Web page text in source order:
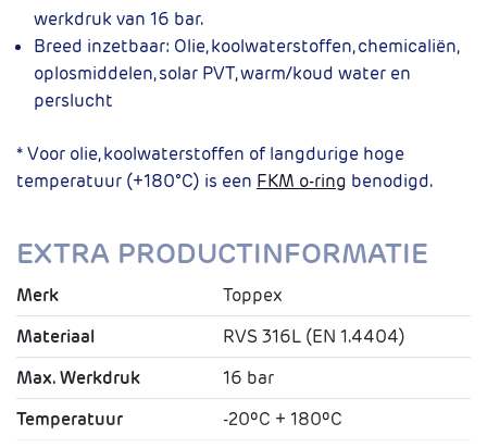
werkdruk van 16 bar.
Breed inzetbaar: Olie, koolwaterstoffen, chemicaliën,
oplosmiddelen, solar PVT, warm/koud water en
perslucht
* Voor olie, koolwaterstoffen of langdurige hoge
temperatuur (+180°C) is een FKM o-ring benodigd.
EXTRA PRODUCTINFORMATIE
Merk
Toppex
Materiaal
RVS 316L (EN 1.4404)
Max. Werkdruk
16 bar
Temperatuur
-20ºC + 180ºC